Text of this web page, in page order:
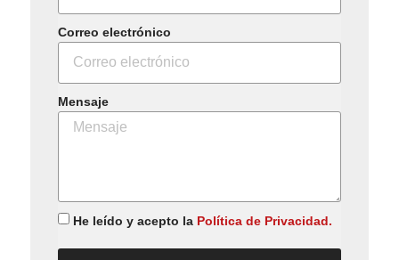
Correo electrónico
Mensaje
He leído y acepto la Política de Privacidad.